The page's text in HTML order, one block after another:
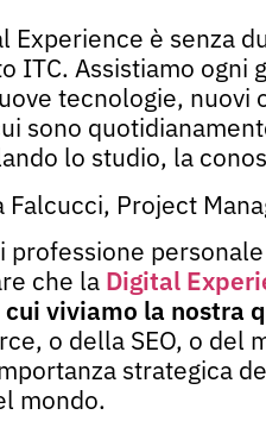
Experience è senza
ITC. Assistiamo ogni
tecnologie, nuovi
sono
lo studio, la
Falcucci, Project
professione
che la Digital
viviamo la nostra
o della SEO, o del
strategica
mondo.